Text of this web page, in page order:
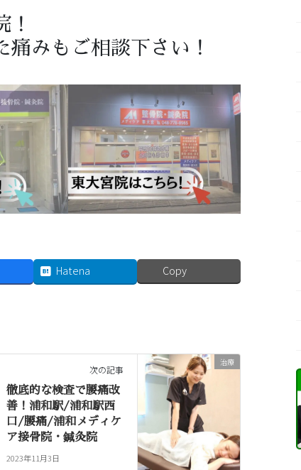
！
みもご相談下さい！
Hatena Copy
治療
次の記事
徹底的な検査で腰痛改
善！浦和駅/浦和駅西
口/腰痛/浦和メディケ
ア接骨院・鍼灸院
2023年11月3日